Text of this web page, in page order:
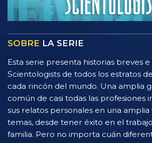
SOBRE LA SERIE
Esta serie presenta historias breves
Scientologists de todos los estratos
cada rincón del mundo. Una amplia
común de casi todas las profesiones
sus relatos personales en una amplia
temas, desde tener éxito en el
familia. Pero no importa cuán